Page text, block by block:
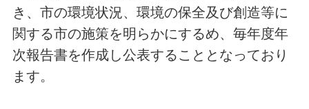
き、市の環境状況、環境の保全及び創造等に
関する市の施策を明らかにするめ、毎年度年
次報告書を作成し公表することとなっており
ます。